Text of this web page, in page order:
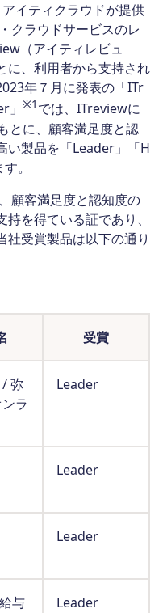
イティクラウドが提供
クラウドサービスのレ
（アイティレビュ
に、利用者から支持され
年７月に発表の「ITr
※1 では、ITreviewに
とに、顧客満足度と認
い製品を「Leader」「H
。
顧客満足度と認知度の
を得ている証であり、
受賞製品は以下の通り
受賞
弥
ラ
Leader
Leader
Leader
与
Leader